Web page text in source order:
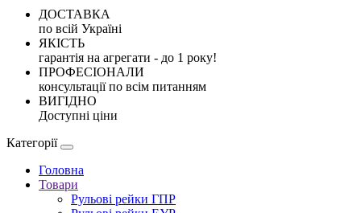
ДОСТАВКА
по всій Україні
ЯКІСТЬ
гарантія на агрегати - до 1 року!
ПРОФЕСІОНАЛИ
консультації по всім питанням
ВИГІДНО
Доступні ціни
Категорії
Головна
Товари
Рульові рейки ГПР